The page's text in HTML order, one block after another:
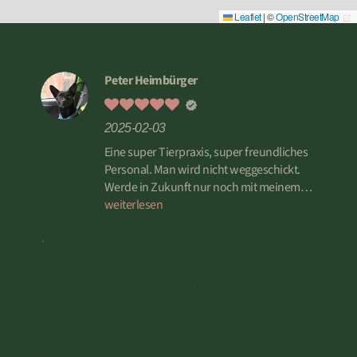
Leaflet|©OpenStreetMap
Peter Heimbürger
2025-02-03
Eine super Tierpraxis, super freundliches
Personal. Man wird nicht weggeschickt.
Werde in Zukunft nur noch mit meinem
Hund dort hingehen. PETER H. Greußen
weiterlesen